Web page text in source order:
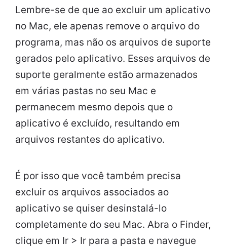
Lembre-se de que ao excluir um aplicativo
no Mac, ele apenas remove o arquivo do
programa, mas não os arquivos de suporte
gerados pelo aplicativo. Esses arquivos de
suporte geralmente estão armazenados
em várias pastas no seu Mac e
permanecem mesmo depois que o
aplicativo é excluído, resultando em
arquivos restantes do aplicativo.
É por isso que você também precisa
excluir os arquivos associados ao
aplicativo se quiser desinstalá-lo
completamente do seu Mac. Abra o Finder,
clique em Ir > Ir para a pasta e navegue